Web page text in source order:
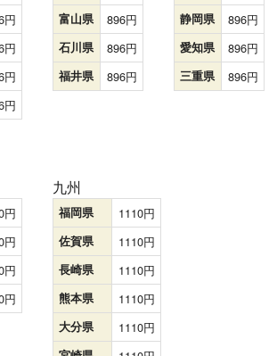
富山県 896
石川県 896
福井県 896
静岡県 896
愛知県 896
三重県 896
九州
福岡県 1110
佐賀県 1110
長崎県 1110
熊本県 1110
大分県 1110